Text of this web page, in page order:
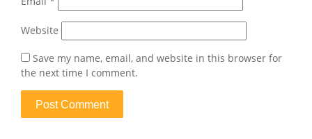
Website
Save my name, email, and website in this browser for
the next time I comment.